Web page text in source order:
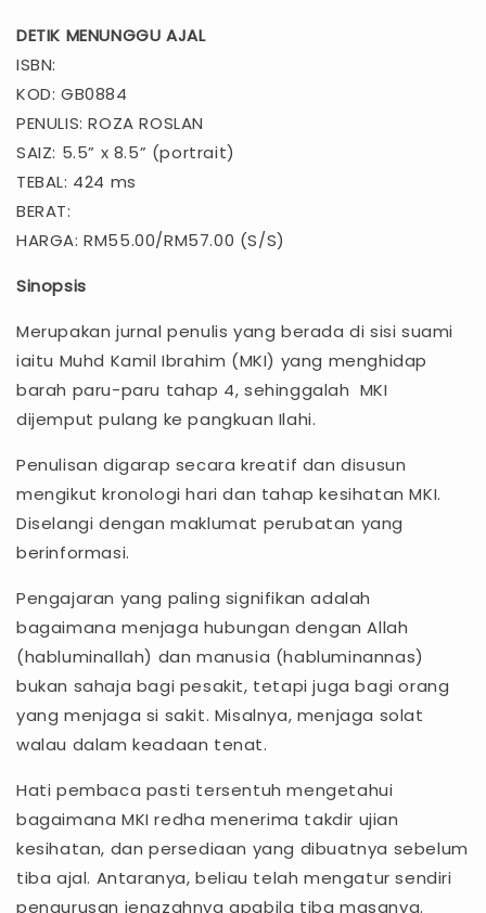
DETIK MENUNGGU AJAL
ISBN:
KOD: GB0884
PENULIS: ROZA ROSLAN
SAIZ: 5.5” x 8.5” (portrait)
TEBAL: 424 ms
BERAT:
HARGA: RM55.00/RM57.00 (S/S)
Sinopsis
Merupakan jurnal penulis yang berada di sisi suami
iaitu Muhd Kamil Ibrahim (MKI) yang menghidap
barah paru-paru tahap 4, sehinggalah MKI
dijemput pulang ke pangkuan Ilahi.
Penulisan digarap secara kreatif dan disusun
mengikut kronologi hari dan tahap kesihatan MKI.
Diselangi dengan maklumat perubatan yang
berinformasi.
Pengajaran yang paling signifikan adalah
bagaimana menjaga hubungan dengan Allah
(habluminallah) dan manusia (habluminannas)
bukan sahaja bagi pesakit, tetapi juga bagi orang
yang menjaga si sakit. Misalnya, menjaga solat
walau dalam keadaan tenat.
Hati pembaca pasti tersentuh mengetahui
bagaimana MKI redha menerima takdir ujian
kesihatan, dan persediaan yang dibuatnya sebelum
tiba ajal. Antaranya, beliau telah mengatur sendiri
pengurusan jenazahnya apabila tiba masanya.